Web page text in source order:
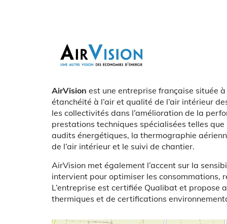
Logo
Présentation
AirVision est une entreprise française située
étanchéité à l’air et qualité de l’air intérieur
les collectivités dans l’amélioration de la
prestations techniques spécialisées telles
audits énergétiques, la thermographie
de l’air intérieur et le suivi de chantier.
AirVision met également l’accent sur la
intervient pour optimiser les consommations,
L’entreprise est certifiée Qualibat et
thermiques et de certifications